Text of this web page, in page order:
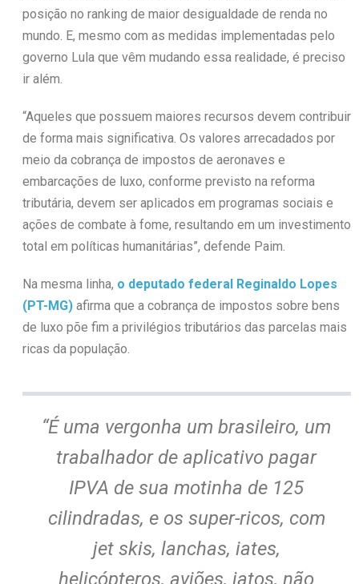
posição no ranking de maior desigualdade de renda no
mundo. E, mesmo com as medidas implementadas pelo
governo Lula que vêm mudando essa realidade, é preciso
ir além.
“Aqueles que possuem maiores recursos devem contribuir
de forma mais significativa. Os valores arrecadados por
meio da cobrança de impostos de aeronaves e
embarcações de luxo, conforme previsto na reforma
tributária, devem ser aplicados em programas sociais e
ações de combate à fome, resultando em um investimento
total em políticas humanitárias”, defende Paim.
Na mesma linha, o deputado federal Reginaldo Lopes
(PT-MG)afirma que a cobrança de impostos sobre bens
de luxo põe fim a privilégios tributários das parcelas mais
ricas da população.
“É uma vergonha um brasileiro, um
trabalhador de aplicativo pagar
IPVA de sua motinha de 125
cilindradas, e os super-ricos, com
jet skis, lanchas, iates,